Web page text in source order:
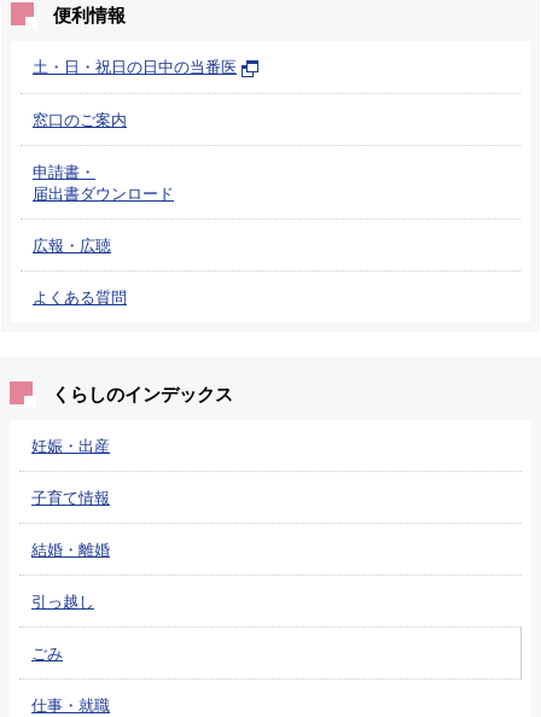
便利情報
土・日・祝日の日中の当番医
窓口のご案内
申請書・
届出書ダウンロード
広報・広聴
よくある質問
くらしのインデックス
妊娠・出産
子育て情報
結婚・離婚
引っ越し
ごみ
仕事・就職